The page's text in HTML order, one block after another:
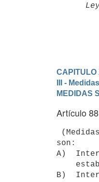
CAPITULO
III -
MEDIDAS
Artículo 88
son:
A)
B)